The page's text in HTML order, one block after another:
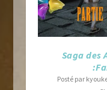
Saga des
Posté par